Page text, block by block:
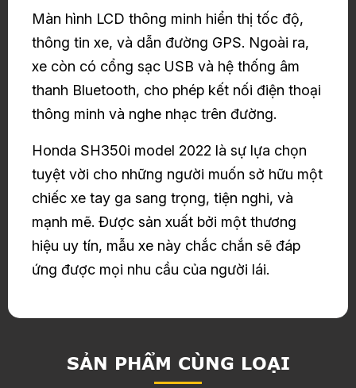
Màn hình LCD thông minh hiển thị tốc độ,
thông tin xe, và dẫn đường GPS. Ngoài ra,
xe còn có cổng sạc USB và hệ thống âm
thanh Bluetooth, cho phép kết nối điện thoại
thông minh và nghe nhạc trên đường.
Honda SH350i model 2022 là sự lựa chọn
tuyệt vời cho những người muốn sở hữu một
chiếc xe tay ga sang trọng, tiện nghi, và
mạnh mẽ. Được sản xuất bởi một thương
hiệu uy tín, mẫu xe này chắc chắn sẽ đáp
ứng được mọi nhu cầu của người lái.
SẢN PHẨM CÙNG LOẠI